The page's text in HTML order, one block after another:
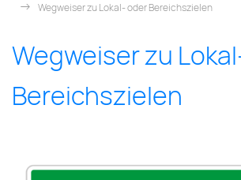
Wegweiser zu Lokal- oder Bereichszielen
Wegweiser zu
Bereichszielen